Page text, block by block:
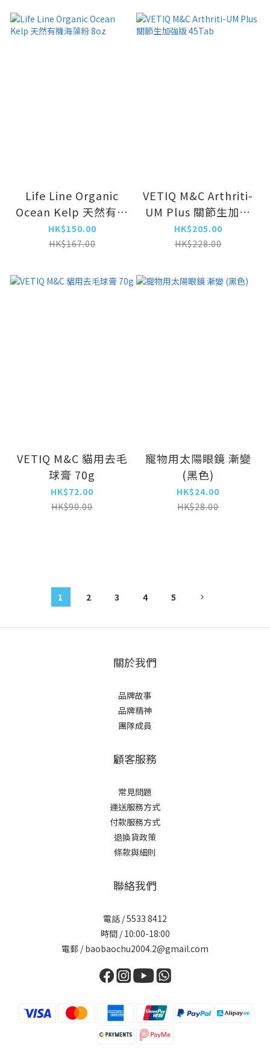
Life Line Organic
Ocean Kelp 天然有機
海藻粉 8oz
HK$150.00
HK$167.00
VETIQ M&C Arthriti-
UM Plus 關節生加強
版 45Tab
HK$205.00
HK$228.00
VETIQ M&C 貓用去毛
球膏 70g
HK$72.00
HK$90.00
寵物用太陽眼鏡 漸變
(黑色)
HK$24.00
HK$28.00
1 2 3 4 5
關於我們
品牌故事
品牌精神
團隊成員
顧客服務
常見問題
運送服務方式
付款服務方式
退換貨政策
條款與細則
聯絡我們
電話 / 5533 8412
時間 / 10:00-18:00
電郵 / baobaochu2004.2@gmail.com